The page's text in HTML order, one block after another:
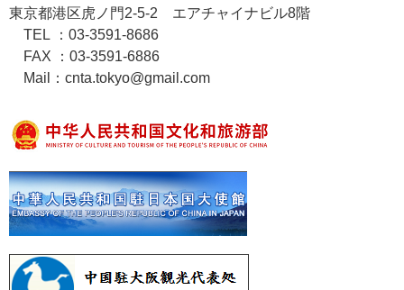
東京都港区虎ノ門2-5-2 エアチャイナビル8階
TEL ：03-3591-8686
FAX ：03-3591-6886
Mail：cnta.tokyo@gmail.com